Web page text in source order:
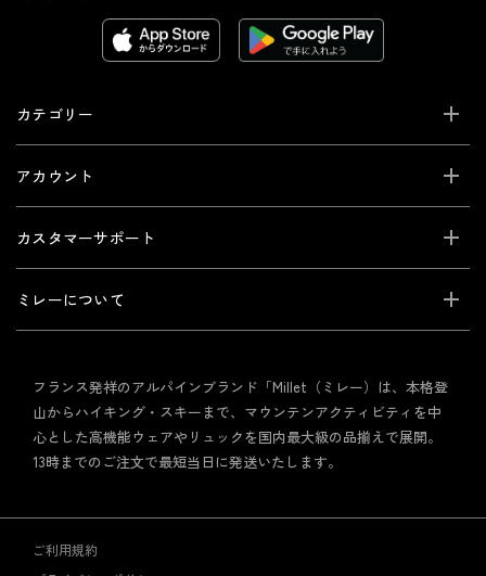
カテゴリー
アカウント
カスタマーサポート
ミレーについて
フランス発祥のアルパインブランド「Millet（ミレー）は、本格登
山からハイキング・スキーまで、マウンテンアクティビティを中
心とした高機能ウェアやリュックを国内最大級の品揃えで展開。
13時までのご注文で最短当日に発送いたします。
ご利用規約